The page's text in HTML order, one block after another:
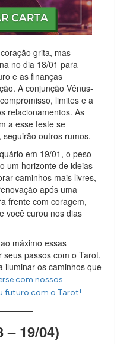
grita, mas
no dia 18/01 para
e as finanças
A conjunção Vênus-
limites e a
relacionamentos. As
a esse teste se
outros rumos.
em 19/01, o peso
um horizonte de ideias
caminhos mais livres,
após uma
frente com coragem,
você curou nos dias
máximo essas
passos com o Tarot,
iluminar os caminhos que
com nossos
futuro com o Tarot!
– 19/04)